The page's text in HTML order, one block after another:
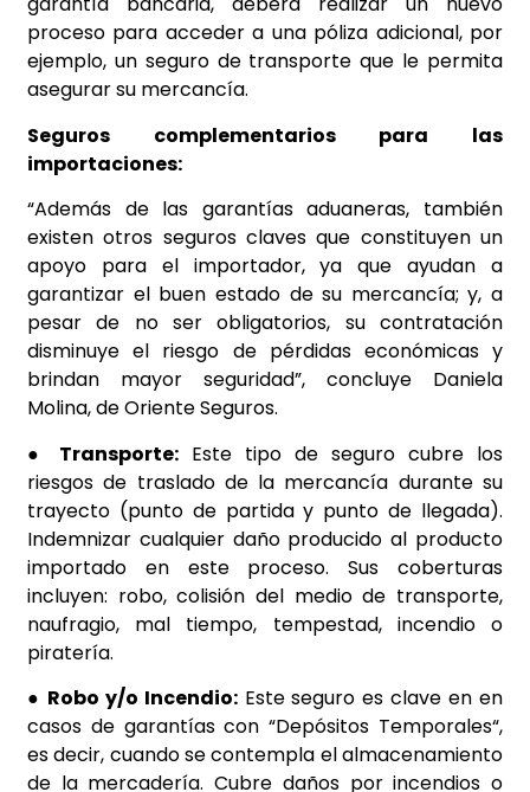
proceso para acceder a una póliza adicional, por
ejemplo, un seguro de transporte que le permita
asegurar su mercancía.
Seguros complementarios para las
importaciones:
“Además de las garantías aduaneras, también
existen otros seguros claves que constituyen un
apoyo para el importador, ya que ayudan a
garantizar el buen estado de su mercancía; y, a
pesar de no ser obligatorios, su contratación
disminuye el riesgo de pérdidas económicas y
brindan mayor seguridad”, concluye Daniela
Molina, de Oriente Seguros.
● Transporte: Este tipo de seguro cubre los
riesgos de traslado de la mercancía durante su
trayecto (punto de partida y punto de llegada).
Indemnizar cualquier daño producido al producto
importado en este proceso. Sus coberturas
incluyen: robo, colisión del medio de transporte,
naufragio, mal tiempo, tempestad, incendio o
piratería.
● Robo y/o Incendio:Este seguro es clave en en
casos de garantías con “Depósitos Temporales“,
es decir, cuando se contempla el almacenamiento
de la mercadería. Cubre daños por incendios o